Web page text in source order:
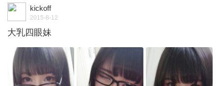
kickoff
2015-8-12
大乳四眼妹